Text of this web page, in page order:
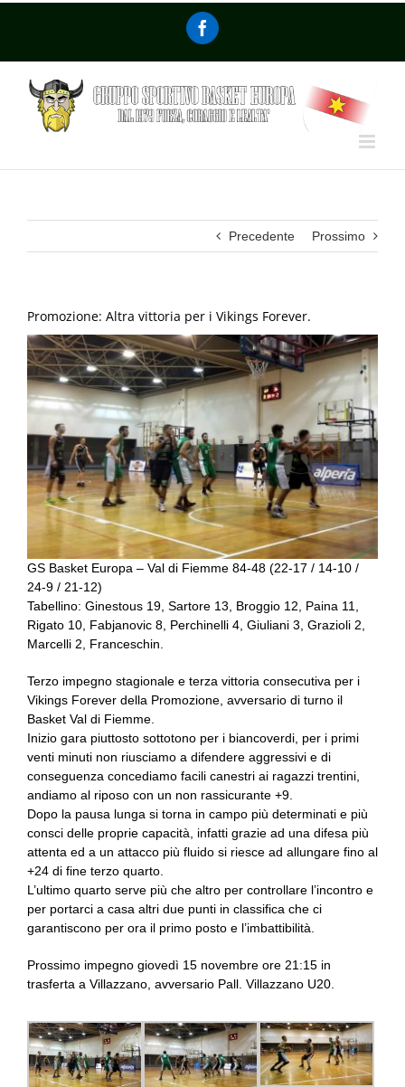
Precedente Prossimo
Promozione: Altra vittoria per i Vikings Forever.
GS Basket Europa – Val di Fiemme 84-48 (22-17 / 14-10 /
24-9 / 21-12)
Tabellino: Ginestous 19, Sartore 13, Broggio 12, Paina 11,
Rigato 10, Fabjanovic 8, Perchinelli 4, Giuliani 3, Grazioli 2,
Marcelli 2, Franceschin.
Terzo impegno stagionale e terza vittoria consecutiva per i
Vikings Forever della Promozione, avversario di turno il
Basket Val di Fiemme.
Inizio gara piuttosto sottotono per i biancoverdi, per i primi
venti minuti non riusciamo a difendere aggressivi e di
conseguenza concediamo facili canestri ai ragazzi trentini,
andiamo al riposo con un non rassicurante +9.
Dopo la pausa lunga si torna in campo più determinati e più
consci delle proprie capacità, infatti grazie ad una difesa più
attenta ed a un attacco più fluido si riesce ad allungare fino al
+24 di fine terzo quarto.
L’ultimo quarto serve più che altro per controllare l’incontro e
per portarci a casa altri due punti in classifica che ci
garantiscono per ora il primo posto e l’imbattibilità.
Prossimo impegno giovedì 15 novembre ore 21:15 in
trasferta a Villazzano, avversario Pall. Villazzano U20.